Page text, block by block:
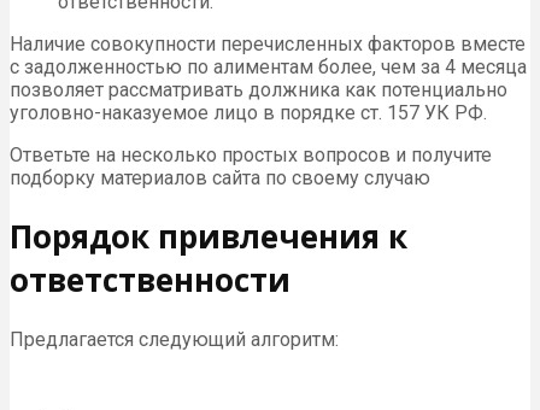
Наличие совокупности перечисленных факторов вместе
с задолженностью по алиментам более, чем за 4 месяца
позволяет рассматривать должника как потенциально
уголовно-наказуемое лицо в порядке ст. 157 УК РФ.
Ответьте на несколько простых вопросов и получите
подборку материалов сайта по своему случаю
Порядок привлечения к
ответственности
Предлагается следующий алгоритм: